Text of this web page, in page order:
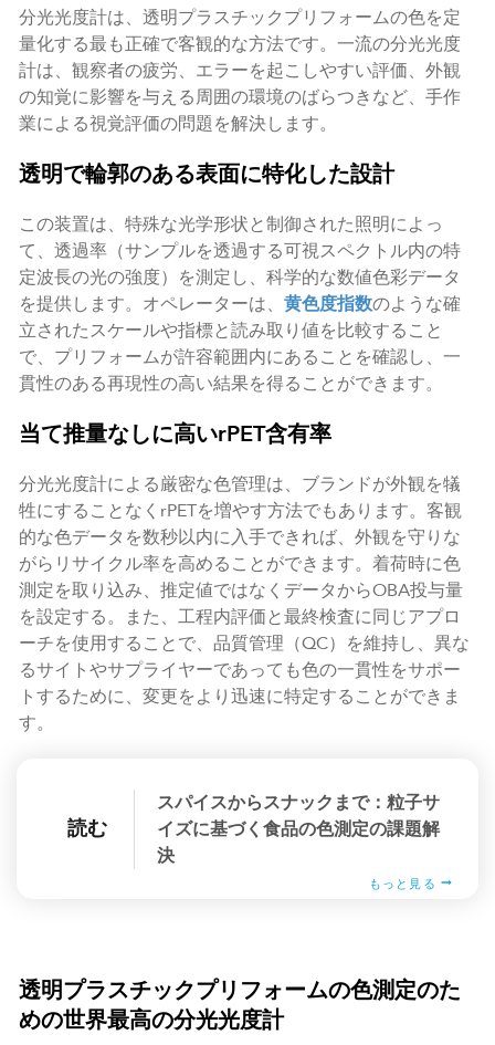
分光光度計は、透明プラスチックプリフォームの色を定
量化する最も正確で客観的な方法です。一流の分光光度
計は、観察者の疲労、エラーを起こしやすい評価、外観
の知覚に影響を与える周囲の環境のばらつきなど、手作
業による視覚評価の問題を解決します。
透明で輪郭のある表面に特化した設計
この装置は、特殊な光学形状と制御された照明によっ
て、透過率（サンプルを透過する可視スペクトル内の特
定波長の光の強度）を測定し、科学的な数値色彩データ
を提供します。オペレーターは、 黄色度指数のような確
立されたスケールや指標と読み取り値を比較すること
で、プリフォームが許容範囲内にあることを確認し、一
貫性のある再現性の高い結果を得ることができます。
当て推量なしに高いrPET含有率
分光光度計による厳密な色管理は、ブランドが外観を犠
牲にすることなくrPETを増やす方法でもあります。客観
的な色データを数秒以内に入手できれば、外観を守りな
がらリサイクル率を高めることができます。着荷時に色
測定を取り込み、推定値ではなくデータからOBA投与量
を設定する。また、工程内評価と最終検査に同じアプロ
ーチを使用することで、品質管理（QC）を維持し、異な
るサイトやサプライヤーであっても色の一貫性をサポー
トするために、変更をより迅速に特定することができま
す。
読む
スパイスからスナックまで：粒子サ
イズに基づく食品の色測定の課題解
決
もっと見る
透明プラスチックプリフォームの色測定のた
めの世界最高の分光光度計